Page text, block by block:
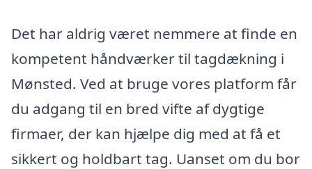
Det har aldrig været nemmere at finde en
kompetent håndværker til tagdækning i
Mønsted. Ved at bruge vores platform får
du adgang til en bred vifte af dygtige
firmaer, der kan hjælpe dig med at få et
sikkert og holdbart tag. Uanset om du bor